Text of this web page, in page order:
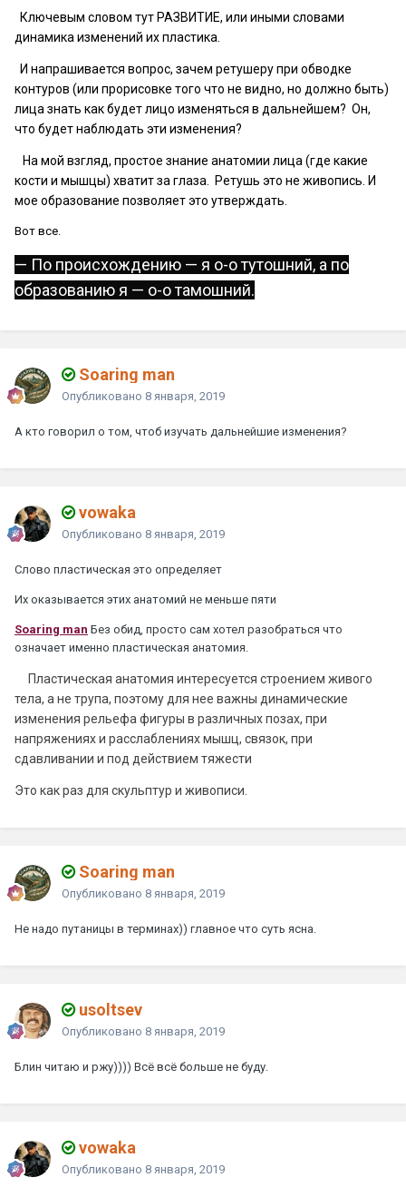
Ключевым словом тут РАЗВИТИЕ, или иными словами
динамика изменений их пластика.
И напрашивается вопрос, зачем ретушеру при обводке
контуров (или прорисовке того что не видно, но должно быть)
лица знать как будет лицо изменяться в дальнейшем? Он,
что будет наблюдать эти изменения?
На мой взгляд, простое знание анатомии лица (где какие
кости и мышцы) хватит за глаза. Ретушь это не живопись. И
мое образование позволяет это утверждать.
Вот все.
— По происхождению — я о-о тутошний, а по
образованию я — о-о тамошний.
Soaring man
Опубликовано 8 января, 2019
А кто говорил о том, чтоб изучать дальнейшие изменения?
vowaka
Опубликовано 8 января, 2019
Слово пластическая это определяет
Их оказывается этих анатомий не меньше пяти
Soaring man Без обид, просто сам хотел разобраться что
означает именно пластическая анатомия.
Пластическая анатомия интересуется строением живого
тела, а не трупа, поэтому для нее важны динамические
изменения рельефа фигуры в различных позах, при
напряжениях и расслаблениях мышц, связок, при
сдавливании и под действием тяжести
Это как раз для скульптур и живописи.
Soaring man
Опубликовано 8 января, 2019
Не надо путаницы в терминах)) главное что суть ясна.
usoltsev
Опубликовано 8 января, 2019
Блин читаю и ржу)))) Всё всё больше не буду.
vowaka
Опубликовано 8 января, 2019